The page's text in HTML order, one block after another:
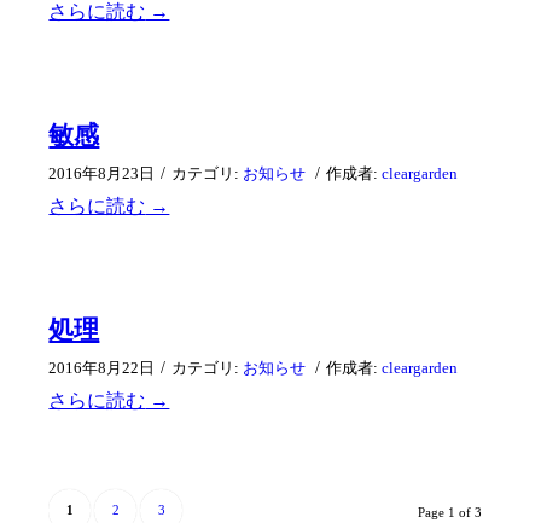
さらに読む →
敏感
2016年8月23日 / カテゴリ: お知らせ / 作成者:cleargarden
さらに読む →
処理
2016年8月22日 / カテゴリ: お知らせ / 作成者:cleargarden
さらに読む →
Page 1 of 3
1 2 3